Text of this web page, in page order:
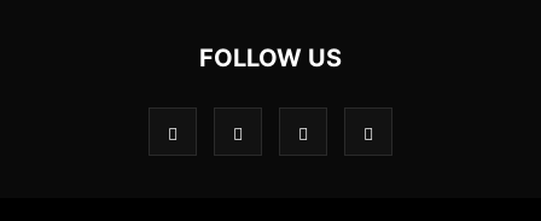
FOLLOW US